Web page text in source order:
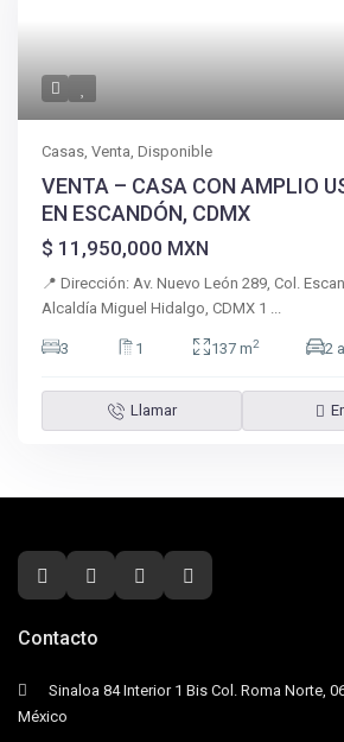
Casas,Venta,Disponible
VENTA – CASA CON AMPLIO
EN ESCANDÓN, CDMX
$ 11,950,000 MXN
📍 Dirección: Av. Nuevo León 289, Col.
Alcaldía Miguel Hidalgo, CDMX 1 ...
3 1 137 m2 2
Llamar
Contacto
Sinaloa 84 Interior 1 Bis Col. Roma Norte,
México